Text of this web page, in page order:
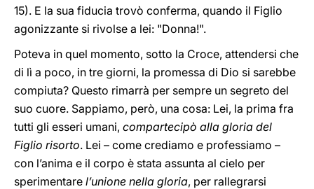
15). E la sua fiducia trovò conferma, quando il Figlio
agonizzante si rivolse a lei: "Donna!".
Poteva in quel momento, sotto la Croce, attendersi che
di lì a poco, in tre giorni, la promessa di Dio si sarebbe
compiuta? Questo rimarrà per sempre un segreto del
suo cuore. Sappiamo, però, una cosa: Lei, la prima fra
tutti gli esseri umani, compartecipò alla gloria del
Figlio risorto. Lei – come crediamo e professiamo –
con l’anima e il corpo è stata assunta al cielo per
sperimentare l’unione nella gloria, per rallegrarsi